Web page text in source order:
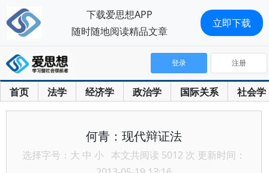
首页 法学 经济学 政治学 国际关系 社会学
登录 注册
何青：现代辩证法
选择字号： 大 中 小 本文共阅读 5012 次 更新时间：
下载爱思想APP
随时随地阅读精品文章
立即下载